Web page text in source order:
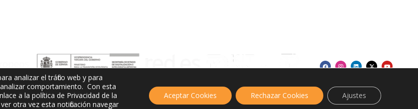
del ICEX, así como con la cofinanciación de Fondos europeos FEDER, habiendo contribuido según la medida de los mismos, al crecimiento económico de esta empresa,
analizar el tráfico web y para
comportamiento. Con esta
a la política de Privacidad de la
otra vez esta notificación navegar
Aceptar Cookies Rechazar Cookies Ajustes